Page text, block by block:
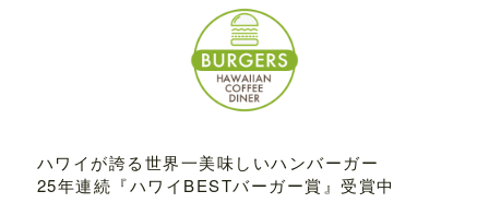
7/13-7/18まで、阪急うめだ本店に、TEDD
Y'S BIGGER BURGERSが期間限定でOP
2022.06.09
ハワイが誇る世界一美味しいハンバーガー
25年連続『ハワイBESTバーガー賞』受賞中